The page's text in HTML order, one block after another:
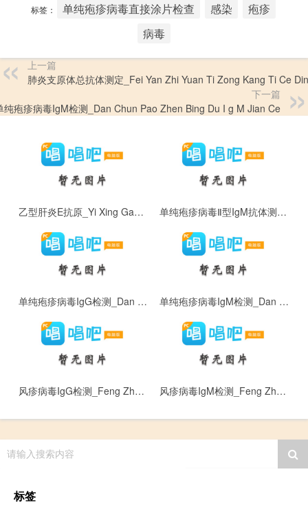
标签： 单纯疱疹病毒直接涂片检查 感染
疱疹
病毒
上一篇
肺炎支原体总抗体测定_Fei Yan Zhi Yuan Ti Zong Kang Ti Ce
下一篇
纯疱疹病毒IgM检测_Dan Chun Pao Zhen Bing Du I g M Jian Ce
乙型肝炎E抗原_Yi Xing Gan Yan E Kang Yuan 单纯疱疹病毒Ⅱ型IgM抗体测定_Dan Chun Pao Zhen Bing Du Ⅱ Xing I g M Kang Ti Ce Ding
单纯疱疹病毒IgG检测_Dan Chun Pao Zhen Bing Du I g G Jian Ce 单纯疱疹病毒IgM检测_Dan Chun Pao Zhen Bing Du I g M Jian Ce
风疹病毒IgG检测_Feng Zhen Bing Du I g G Jian Ce 风疹病毒IgM检测_Feng Zhen Bing Du I g M Jian Ce
请输入搜索内容
标签